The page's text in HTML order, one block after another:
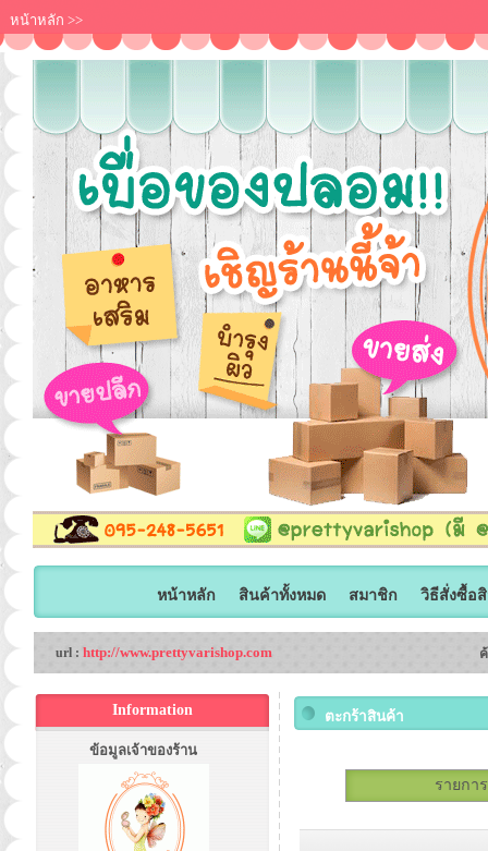
หน้าหลัก >>
หน้าหลัก สินค้าทั้งหมด สมาชิก วิธีสั่งซื้อ
url : http://www.prettyvarishop.com
Information
ข้อมูลเจ้าของร้าน
ตะกร้าสินค้า
รายกา